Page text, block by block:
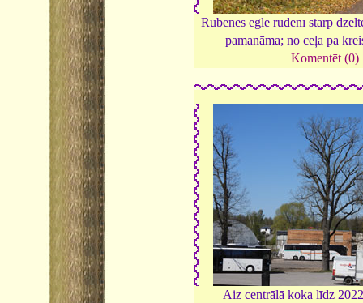
Rubenes egle rudenī starp
pamanāma; no ceļa pa
Komentēt (0)
Aiz centrālā koka līdz